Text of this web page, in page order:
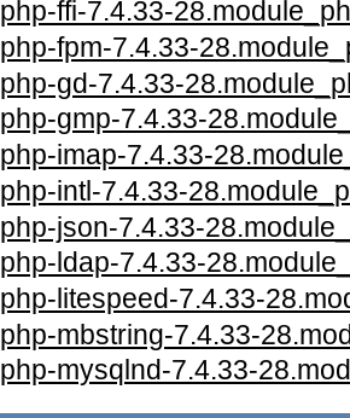
php-ffi-7.4.33-
php-fpm-7.4.33-
php-gd-7.4.33-
php-gmp-7.4.33-
php-imap-7.4.33-
php-intl-7.4.33-
php-json-7.4.33-
php-ldap-7.4.33-
php-litespeed-7.4.33-
php-mbstring-7.4.33-
php-mysqlnd-7.4.33-